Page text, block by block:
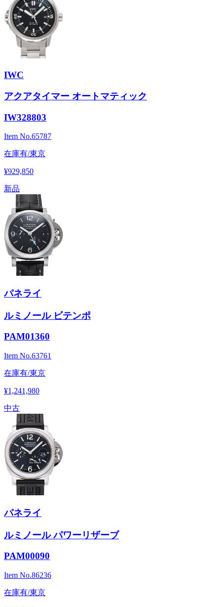
IWC
アクアタイマー オートマティック
IW328803
Item No.65787
在庫有/東京
¥929,850
新品
パネライ
ルミノール ビテンポ
PAM01360
Item No.63761
在庫有/東京
¥1,241,980
中古
パネライ
ルミノール パワーリザーブ
PAM00090
Item No.86236
在庫有/東京